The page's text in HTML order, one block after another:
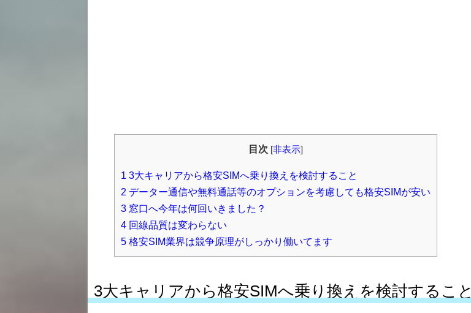
目次 [非表示]
1 3大キャリアから格安SIMへ乗り換えを検討すること
2 データー通信や無料通話等のオプションを考慮しても格安SIMが安い
3 窓口へ今年は何回いきました？
4 回線品質は変わらない
5 格安SIM業界は競争原理がしっかり働いてます
3大キャリアから格安SIMへ乗り換えを検討すること